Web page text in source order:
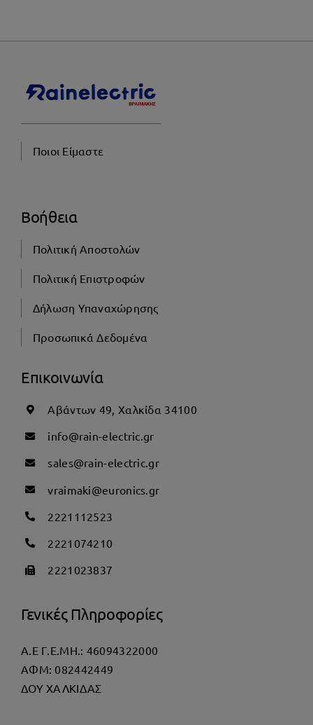
Ποιοι Είμαστε
Βοήθεια
Πολιτική Αποστολών
Πολιτική Επιστροφών
Δήλωση Υπαναχώρησης
Προσωπικά Δεδομένα
Επικοινωνία
Αβάντων 49, Χαλκίδα 34100
info@rain-electric.gr
sales@rain-electric.gr
vraimaki@euronics.gr
2221112523
2221074210
2221023837
Γενικές Πληροφορίες
Α.Ε Γ.Ε.ΜΗ.: 46094322000
AΦΜ: 082442449
ΔΟΥ ΧΑΛΚΙΔΑΣ